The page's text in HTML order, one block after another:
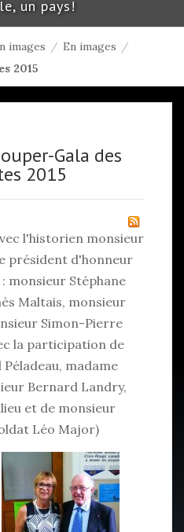
un pays!
images / En images /
2015
Gala des
2015
l'historien monsieur
président d'honneur
monsieur Stéphane
Maltais, monsieur
Simon-Pierre
la participation de
madame
Bernard Landry,
et de monsieur
Léo Major)